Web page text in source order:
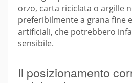
orzo, carta riciclata o argille
preferibilmente a grana fine
artificiali, che potrebbero
sensibile.
Il posizionamento